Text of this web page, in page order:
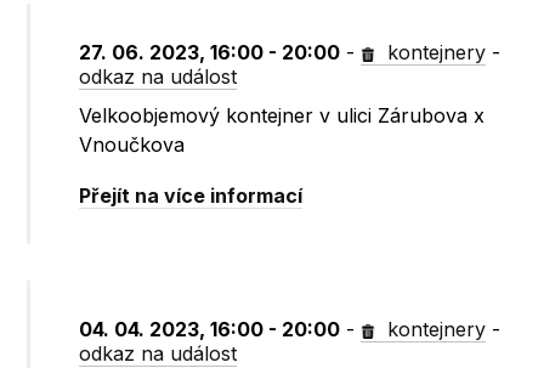
27. 06. 2023, 16:00 - 20:00 - kontejnery -
odkaz na událost
Velkoobjemový kontejner v ulici Zárubova x
Vnoučkova
Přejít na více informací
04. 04. 2023, 16:00 - 20:00 - kontejnery -
odkaz na událost